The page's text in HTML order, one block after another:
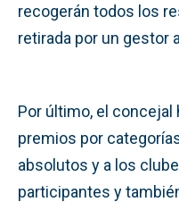
recogerán todos los
retirada por un gestor
Por último, el concejal
premios por
absolutos y a los
participantes y